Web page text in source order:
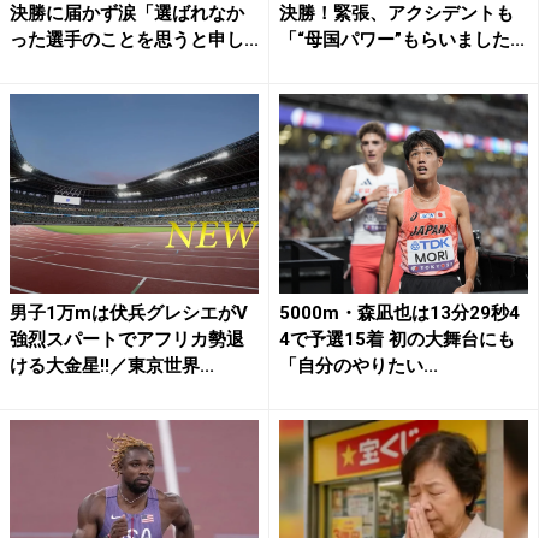
決勝に届かず涙「選ばれなか
った選手のことを思うと申し...
決勝！緊張、アクシデントも
「“母国パワー”もらいました...
男子1万mは伏兵グレシエがV
強烈スパートでアフリカ勢退
ける大金星!!／東京世界...
5000m・森凪也は13分29秒4
4で予選15着 初の大舞台にも
「自分のやりたい...